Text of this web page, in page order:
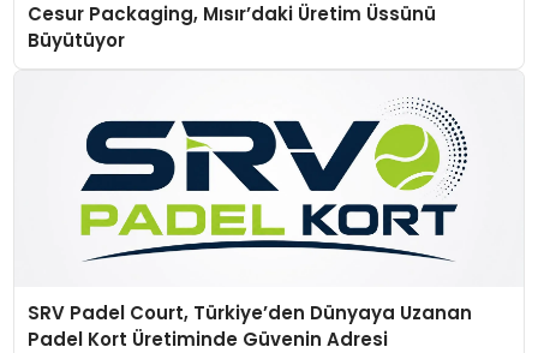
Cesur Packaging, Mısır’daki Üretim Üssünü
Büyütüyor
SRV Padel Court, Türkiye’den Dünyaya Uzanan
Padel Kort Üretiminde Güvenin Adresi